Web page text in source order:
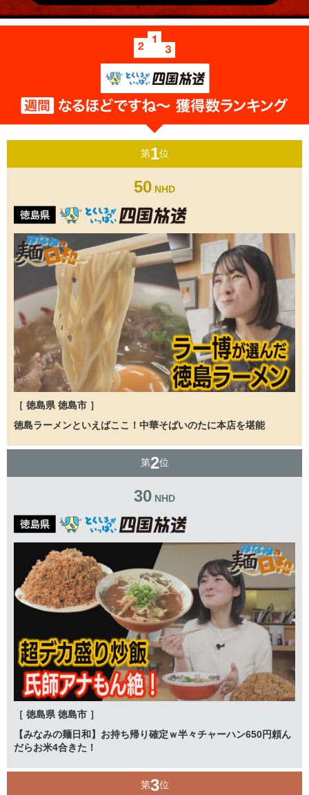
第1位
50 NHD
［ 徳島県 徳島市 ］
徳島ラーメンといえばここ！中華そばいのたに本店を堪能
第2位
30 NHD
［ 徳島県 徳島市 ］
【みなみの麺日和】お持ち帰り確定ｗ半々チャーハン650円頼ん
だらお米4合きた！
第3位